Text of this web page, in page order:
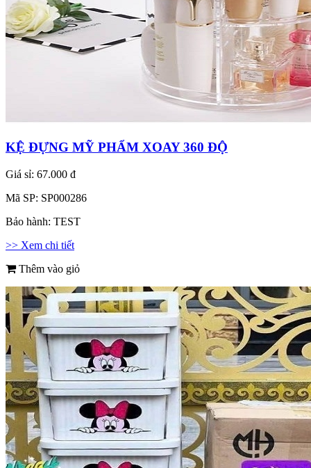
KỆ ĐỰNG MỸ PHẨM XOAY 360 ĐỘ
Giá sỉ: 67.000 đ
Mã SP: SP000286
Bảo hành: TEST
>> Xem chi tiết
Thêm vào giỏ